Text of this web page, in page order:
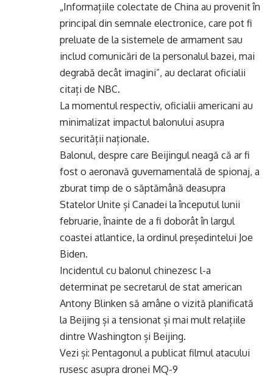
„Informațiile colectate de China au provenit în
principal din semnale electronice, care pot fi
preluate de la sistemele de armament sau
includ comunicări de la personalul bazei, mai
degrabă decât imagini”, au declarat oficialii
citați de NBC.
La momentul respectiv, oficialii americani au
minimalizat impactul balonului asupra
securității naționale.
Balonul, despre care Beijingul neagă că ar fi
fost o aeronavă guvernamentală de spionaj, a
zburat timp de o săptămână deasupra
Statelor Unite și Canadei la începutul lunii
februarie, înainte de a fi doborât în largul
coastei atlantice, la ordinul președintelui Joe
Biden.
Incidentul cu balonul chinezesc l-a
determinat pe secretarul de stat american
Antony Blinken să amâne o vizită planificată
la Beijing și a tensionat și mai mult relațiile
dintre Washington și Beijing.
Vezi și: Pentagonul a publicat filmul atacului
rusesc asupra dronei MQ-9